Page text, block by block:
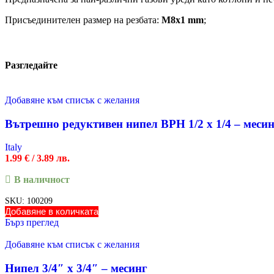
Присъединителен размер на резбата: М8х1 mm;
Разгледайте
Добавяне към списък с желания
Вътрешно редуктивен нипел ВРН 1/2 х 1/4 –
Italy
1.99 € / 3.89 лв.
В наличност
SKU: 100209
Добавяне в количката
Бърз преглед
Добавяне към списък с желания
Нипел 3/4″ х 3/4″ – месинг